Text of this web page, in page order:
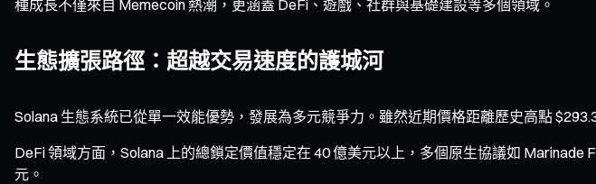
種成長不僅來自 Memecoin 熱潮，更涵蓋 DeFi、遊戲、社群與基礎建設等多個領域。
生態擴張路徑：超越交易速度的護城河
Solana 生態系統已從單一效能優勢，發展為多元競爭力。雖然近期價格距離歷史高點
DeFi 領域方面，Solana 上的總鎖定價值穩定在 40 億美元以上，多個原生協議如
元。